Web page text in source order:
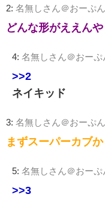
2: 名無しさん＠おーぷん
どんな形がええんや
4: 名無しさん＠おーぷ
>>2
ネイキッド
3: 名無しさん＠おーぷん
まずスーパーカブ
5: 名無しさん＠おーぷ
>>3